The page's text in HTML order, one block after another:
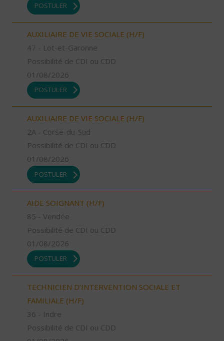
POSTULER
AUXILIAIRE DE VIE SOCIALE (H/F)
47 - Lot-et-Garonne
Possibilité de CDI ou CDD
01/08/2026
POSTULER
AUXILIAIRE DE VIE SOCIALE (H/F)
2A - Corse-du-Sud
Possibilité de CDI ou CDD
01/08/2026
POSTULER
AIDE SOIGNANT (H/F)
85 - Vendée
Possibilité de CDI ou CDD
01/08/2026
POSTULER
TECHNICIEN D’INTERVENTION SOCIALE ET
FAMILIALE (H/F)
36 - Indre
Possibilité de CDI ou CDD